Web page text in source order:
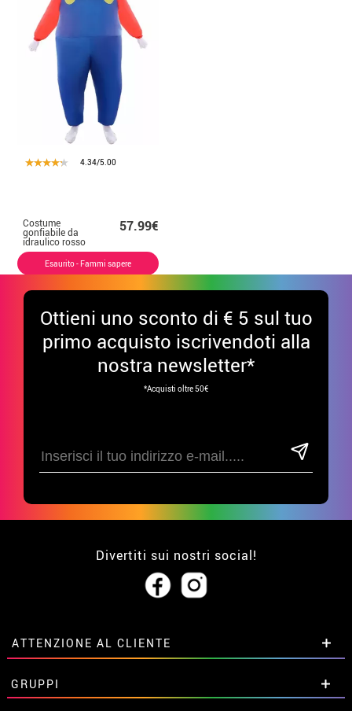
4.34/5.00
Costume
gonfiabile da
idraulico rosso
per adulto
57.99€
Esaurito - Fammi sapere
Ottieni uno sconto di € 5 sul tuo
primo acquisto iscrivendoti alla
nostra newsletter*
*Acquisti oltre 50€
Divertiti sui nostri social!
ATTENZIONE AL CLIENTE
• Su di noi
• Condizioni di vendita
GRUPPI